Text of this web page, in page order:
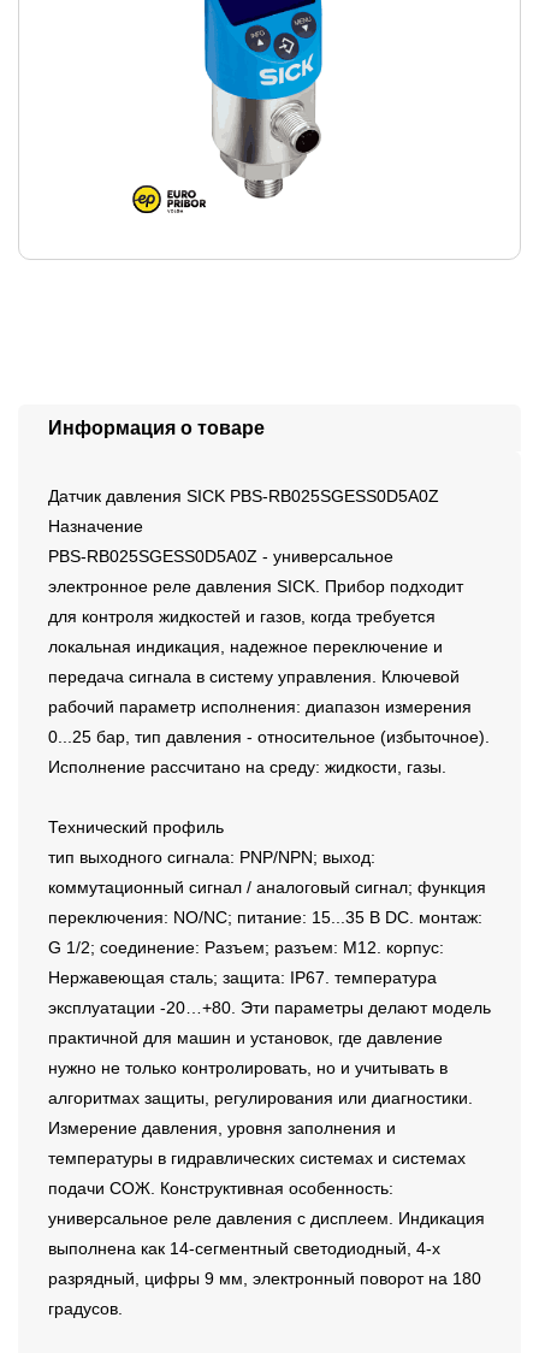
Информация о товаре
Датчик давления SICK PBS-RB025SGESS0D5A0Z
Назначение
PBS-RB025SGESS0D5A0Z - универсальное
электронное реле давления SICK. Прибор подходит
для контроля жидкостей и газов, когда требуется
локальная индикация, надежное переключение и
передача сигнала в систему управления. Ключевой
рабочий параметр исполнения: диапазон измерения
0...25 бар, тип давления - относительное (избыточное).
Исполнение рассчитано на среду: жидкости, газы.
Технический профиль
тип выходного сигнала: PNP/NPN; выход:
коммутационный сигнал / аналоговый сигнал; функция
переключения: NO/NC; питание: 15...35 В DC. монтаж:
G 1/2; соединение: Разъем; разъем: M12. корпус:
Нержавеющая сталь; защита: IP67. температура
эксплуатации -20…+80. Эти параметры делают модель
практичной для машин и установок, где давление
нужно не только контролировать, но и учитывать в
алгоритмах защиты, регулирования или диагностики.
Измерение давления, уровня заполнения и
температуры в гидравлических системах и системах
подачи СОЖ. Конструктивная особенность:
универсальное реле давления с дисплеем. Индикация
выполнена как 14-сегментный светодиодный, 4-х
разрядный, цифры 9 мм, электронный поворот на 180
градусов.